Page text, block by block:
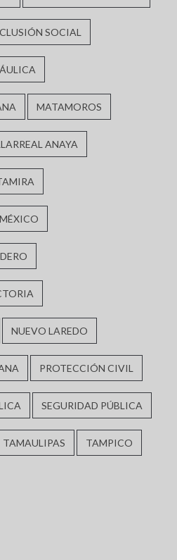
SOCIAL
MATAMOROS
ANAYA
NUEVO LAREDO
PROTECCIÓN CIVIL
SEGURIDAD PÚBLICA
TAMAULIPAS TAMPICO